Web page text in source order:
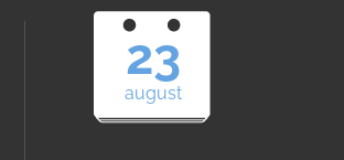
23
august